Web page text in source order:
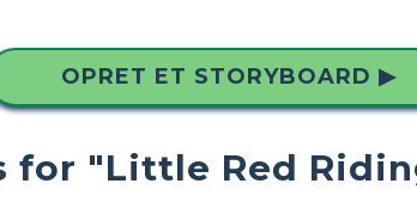
OPRET ET STORYBOARD ▶
for "Little Red